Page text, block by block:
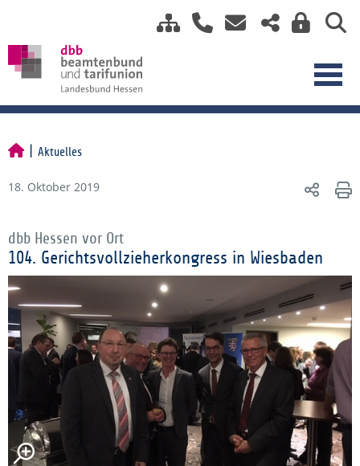
Aktuelles
18. Oktober 2019
dbb Hessen vor Ort
104. Gerichtsvollzieherkongress in Wiesbaden